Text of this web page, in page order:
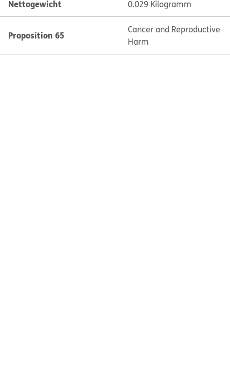
Nettogewicht 0.029 Kilogramm
Proposition 65
Cancer and Reproductive
Harm